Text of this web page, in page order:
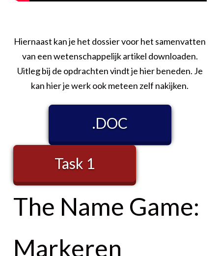
Hiernaast kan je het dossier voor het samenvatten
van een wetenschappelijk artikel downloaden.
Uitleg bij de opdrachten vindt je hier beneden. Je
kan hier je werk ook meteen zelf nakijken.
.DOC
Task 1
The Name Game:
Markeren